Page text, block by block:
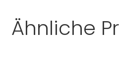
Ähnliche